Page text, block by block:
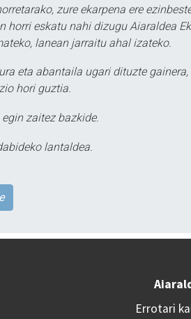
zure ekarpena ere
horri eskatu nahi dizugu Aiaraldea
lanean jarraitu ahal izateko.
eta abantaila ugari dituzte
hori guztia.
zaitez bazkide.
lantaldea.
Errotari